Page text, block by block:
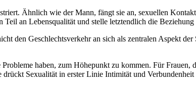
Ähnlich wie der Mann, fängt sie an, sexuellen
an Lebensqualität und stelle letztendlich die Beziehung
den Geschlechtsverkehr an sich als zentralen Aspekt
haben, zum Höhepunkt zu kommen. Für Frauen,
Sexualität in erster Linie Intimität und Verbundenheit